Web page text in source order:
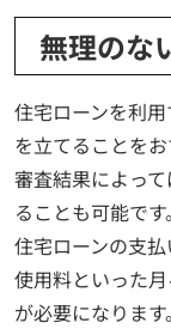
無理のな
住宅ローンを利
を立てることをお
審査結果によっ
ることも可能で
住宅ローンの支
使用料といった
が必要になります。